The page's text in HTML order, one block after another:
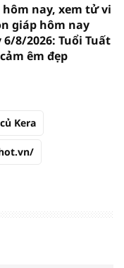
hôm nay, xem tử vi
giáp hôm nay
6/8/2026: Tuổi Tuất
êm đẹp
Kera